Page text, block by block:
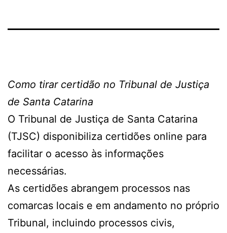
Como tirar certidão no Tribunal de Justiça
de Santa Catarina
O Tribunal de Justiça de Santa Catarina
(TJSC) disponibiliza certidões online para
facilitar o acesso às informações
necessárias.
As certidões abrangem processos nas
comarcas locais e em andamento no próprio
Tribunal, incluindo processos civis,